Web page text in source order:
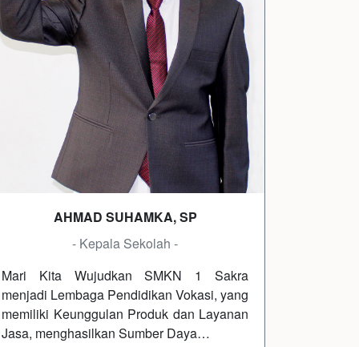
AHMAD SUHAMKA, SP
- Kepala Sekolah -
Mari Kita Wujudkan SMKN 1 Sakra
menjadi Lembaga Pendidikan Vokasi, yang
memiliki Keunggulan Produk dan Layanan
Jasa, menghasilkan Sumber Daya…